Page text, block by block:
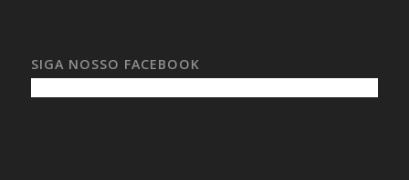
SIGA NOSSO FACEBOOK